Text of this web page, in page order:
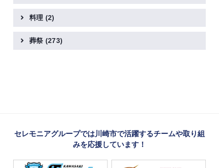
料理 (2)
葬祭 (273)
セレモニアグループでは川崎市で活躍するチームや取り組
みを応援しています！